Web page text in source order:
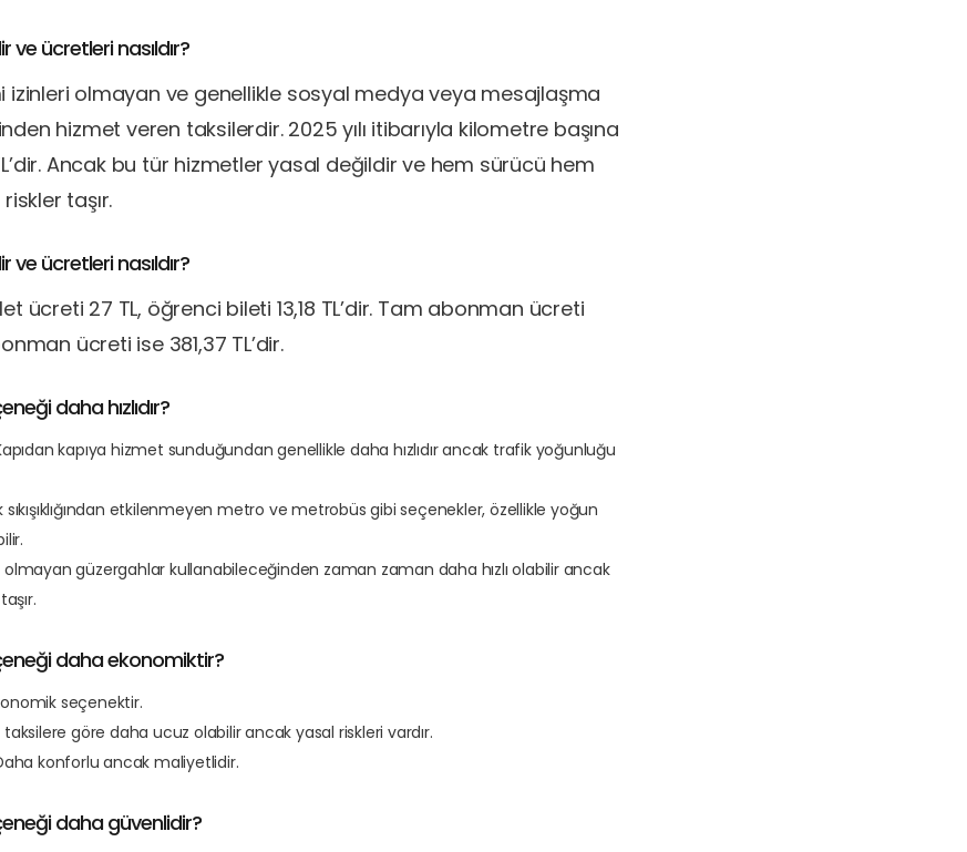
ve ücretleri nasıldır?
izinleri olmayan ve genellikle sosyal medya veya mesajlaşma
hizmet veren taksilerdir. 2025 yılı itibarıyla kilometre başına
Ancak bu tür hizmetler yasal değildir ve hem sürücü hem
taşır.
ve ücretleri nasıldır?
ücreti 27 TL, öğrenci bileti 13,18 TL’dir. Tam abonman ücreti
ücreti ise 381,37 TL’dir.
daha hızlıdır?
kapıya hizmet sunduğundan genellikle daha hızlıdır ancak trafik yoğunluğu
sıkışıklığından etkilenmeyen metro ve metrobüs gibi seçenekler, özellikle yoğun
olmayan güzergahlar kullanabileceğinden zaman zaman daha hızlı olabilir ancak
daha ekonomiktir?
seçenektir.
taksilere göre daha ucuz olabilir ancak yasal riskleri vardır.
konforlu ancak maliyetlidir.
daha güvenlidir?